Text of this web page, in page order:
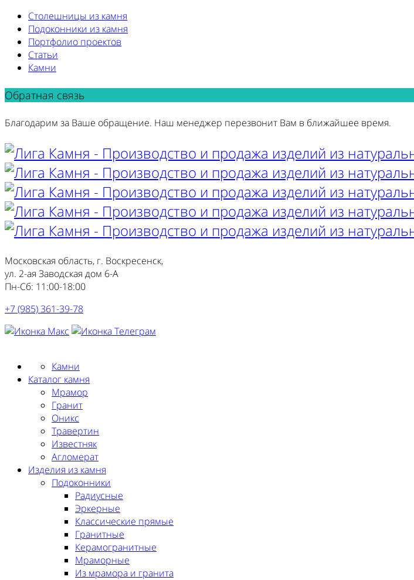
Столешницы из камня
Подоконники из камня
Портфолио проектов
Статьи
Камни
Обратная связь
Благодарим за Ваше обращение. Наш менеджер перезвонит Вам в ближайшее время.
Московская область, г. Воскресенск,
ул. 2-ая Заводская дом 6-А
Пн-Сб: 11:00-18:00
+7 (985) 361-39-78
Камни
Каталог камня
Мрамор
Гранит
Оникс
Травертин
Известняк
Агломерат
Изделия из камня
Подоконники
Радиусные
Эркерные
Классические прямые
Гранитные
Керамогранитные
Мраморные
Из мрамора и гранита